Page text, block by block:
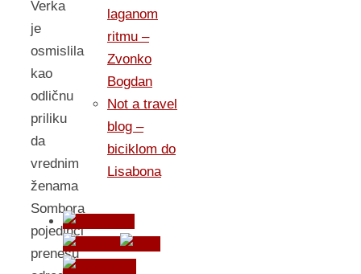
Verka
je
osmislila
kao
odličnu
priliku
da
vrednim
ženama
Sombora
pojedinci
prenesu
laganom
ritmu –
Zvonko
Bogdan
Not a travel
blog –
biciklom do
Lisabona